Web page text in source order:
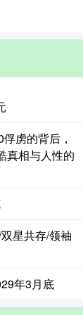
虏的背后，
真相与人性的
星共存/领袖
年3月底